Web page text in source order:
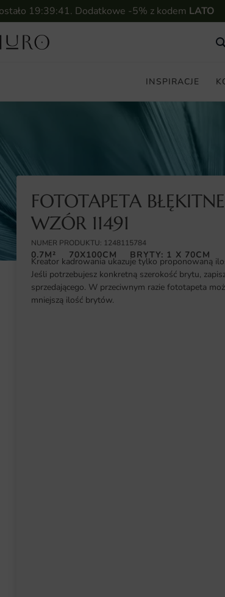
19:39:39. Dodatkowe -5% z kodem LATO
INSPIRACJE
Pióra
FOTOTAPETA
WZÓR 11491
NUMER PRODUKTU: 1248115784
0.7M² 70X100CM BRYTY: 1 X 70CM
Kreator kadrowania ukazuje tylko proponowaną
Jeśli potrzebujesz konkretną szerokość brytu,
sprzedającego. W przeciwnym razie fototapeta
mniejszą ilość brytów.